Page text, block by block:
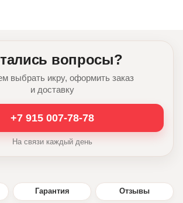
вопросы?
выбрать икру, оформить заказ
и доставку
+7 915 007-78-78
На связи каждый день
Гарантия Отзывы